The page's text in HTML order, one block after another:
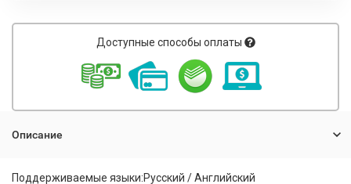
Доступные способы оплаты
Описание
Поддерживаемые языки:Русский / Английский